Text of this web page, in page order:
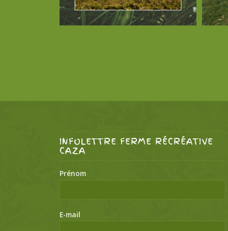
INFOLETTRE FERME RÉCRÉATIVE
CAZA
Prénom
E-mail